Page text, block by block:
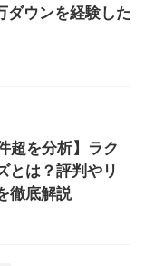
ダウンを経験した
超を分析】ラク
とは？評判やリ
徹底解説